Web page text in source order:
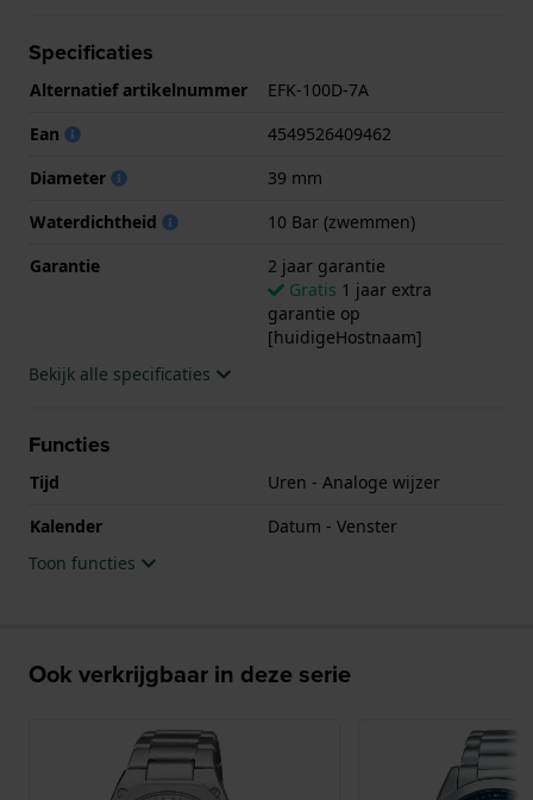
Specificaties
Alternatief artikelnummer
EFK-100D-7A
Ean
4549526409462
Diameter
39 mm
Waterdichtheid
10 Bar (zwemmen)
Garantie
2 jaar garantie
Gratis 1 jaar extra
garantie op
[huidigeHostnaam]
Bekijk alle specificaties
Functies
Tijd
Uren - Analoge wijzer
Kalender
Datum - Venster
Toon functies
Ook verkrijgbaar in deze serie